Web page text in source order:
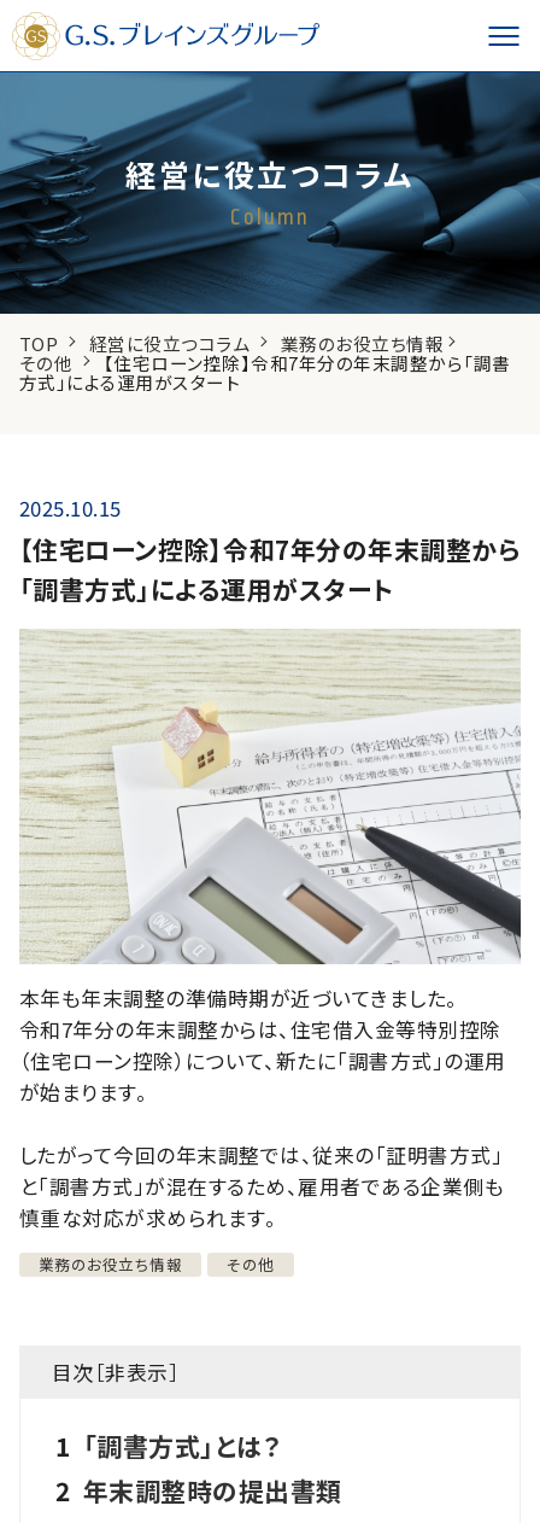
経営に役立つコラム
Column
TOP 経営に役立つコラム 業務のお役立ち情報
その他 【住宅ローン控除】令和7年分の年末調整から「調書
方式」による運用がスタート
2025.10.15
【住宅ローン控除】令和7年分の年末調整から
「調書方式」による運用がスタート
本年も年末調整の準備時期が近づいてきました。
令和7年分の年末調整からは、住宅借入金等特別控除
（住宅ローン控除）について、新たに「調書方式」の運用
が始まります。
したがって今回の年末調整では、従来の「証明書方式」
と「調書方式」が混在するため、雇用者である企業側も
慎重な対応が求められます。
業務のお役立ち情報 その他
目次［非表示］
1 「調書方式」とは？
2 年末調整時の提出書類